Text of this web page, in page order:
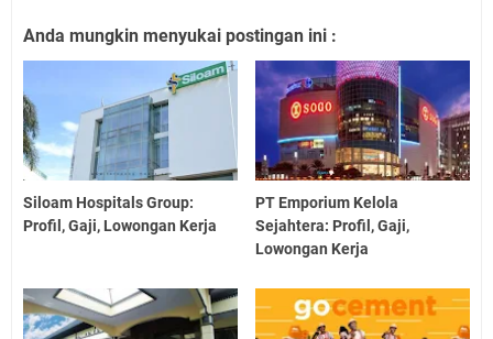
Anda mungkin menyukai postingan ini :
Siloam Hospitals Group:
Profil, Gaji, Lowongan Kerja
PT Emporium Kelola
Sejahtera: Profil, Gaji,
Lowongan Kerja